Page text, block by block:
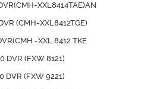
XXL8414TAE)AN
(CMH-XXL8412TGE)
-XXL 8412 TKE
DVR (FXW 8121)
DVR (FXW 9221)